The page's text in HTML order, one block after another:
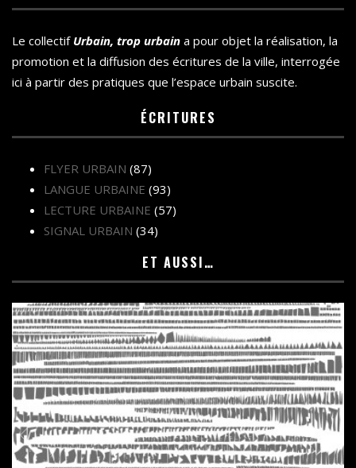
Le collectif Urbain, trop urbain a pour objet la réalisation, la
promotion et la diffusion des écritures de la ville, interrogée
ici à partir des pratiques que l’espace urbain suscite.
ÉCRITURES
FLYER URBAIN (87)
LANGUE URBAINE (93)
LECTURE URBAINE (57)
SIGNAL URBAIN (34)
ET AUSSI…